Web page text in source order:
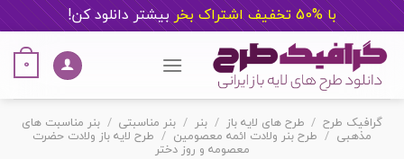
با %50 تخفیف اشتراک بخر بیشتر دانلود کن!
content
0
گرافیک طرح / طرح های لایه باز / بنر / بنر مناسبتی / بنر مناسبت های
مذهبی / طرح بنر ولادت ائمه معصومین / طرح لایه باز ولادت حضرت
معصومه و روز دختر